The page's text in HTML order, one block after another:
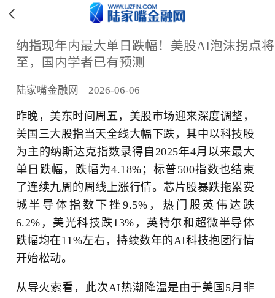
纳指现年内最大单日跌幅！美股AI泡沫拐点将
至，国内学者已有预测
陆家嘴金融网 2026-06-06
昨晚，美东时间周五，美股市场迎来深度调整，
美国三大股指当天全线大幅下跌，其中以科技股
为主的纳斯达克指数录得自2025年4月以来最大
单日跌幅，跌幅为4.18%；标普500指数也结束
了连续九周的周线上涨行情。芯片股暴跌拖累费
城半导体指数下挫9.5%，热门股英伟达跌
6.2%，美光科技跌13%，英特尔和超微半导体
跌幅均在11%左右，持续数年的AI科技抱团行情
开始松动。
从导火索看，此次AI热潮降温是由于美国5月非